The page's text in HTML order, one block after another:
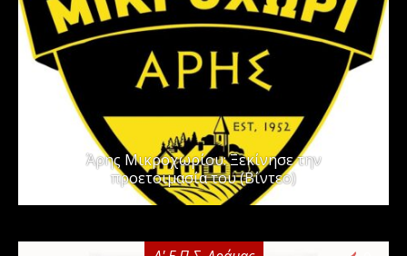
Άρης Μικροχωρίου: Ξεκίνησε την
προετοιμασία του (Βίντεο)